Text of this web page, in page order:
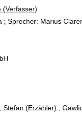
(Verfasser)
; Sprecher: Marius
Stefan (Erzähler) ;